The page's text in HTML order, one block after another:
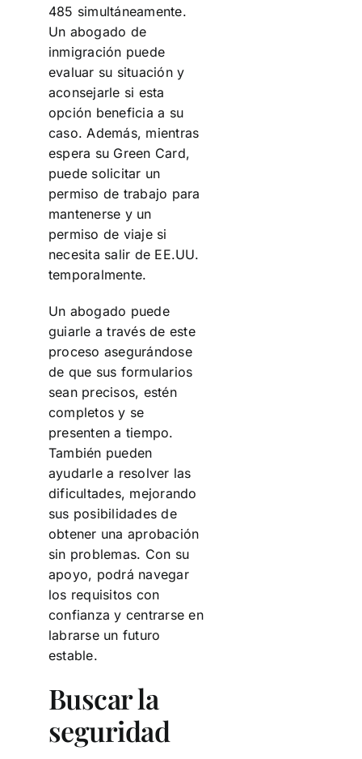
485 simultáneamente.
Un abogado de
inmigración puede
evaluar su situación y
aconsejarle si esta
opción beneficia a su
caso. Además, mientras
espera su Green Card,
puede solicitar un
permiso de trabajo para
mantenerse y un
permiso de viaje si
necesita salir de EE.UU.
temporalmente.
Un abogado puede
guiarle a través de este
proceso asegurándose
de que sus formularios
sean precisos, estén
completos y se
presenten a tiempo.
También pueden
ayudarle a resolver las
dificultades, mejorando
sus posibilidades de
obtener una aprobación
sin problemas. Con su
apoyo, podrá navegar
los requisitos con
confianza y centrarse en
labrarse un futuro
estable.
Buscar la
seguridad